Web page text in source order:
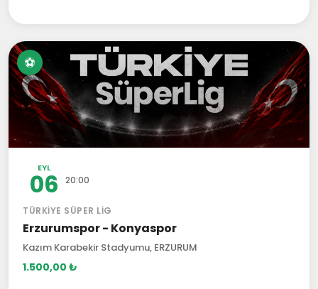
⚽
EYL
06 20:00
TÜRKIYE SÜPER LIG
Erzurumspor - Konyaspor
Kazım Karabekir Stadyumu, ERZURUM
1.500,00 ₺